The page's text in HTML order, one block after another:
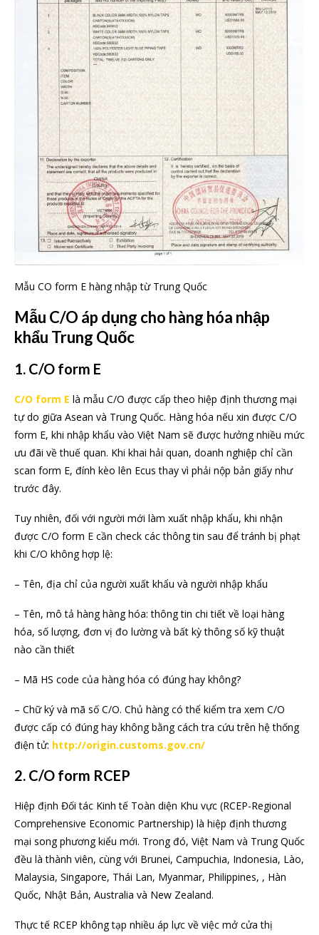
Mẫu CO form E hàng nhập từ Trung Quốc
Mẫu C/O áp dụng cho hàng hóa nhập
khẩu Trung Quốc
1. C/O form E
C/O form E là mẫu C/O được cấp theo hiệp định thương mại
tự do giữa Asean và Trung Quốc. Hàng hóa nếu xin được C/O
form E, khi nhập khẩu vào Việt Nam sẽ được hưởng nhiều mức
ưu đãi về thuế quan. Khi khai hải quan, doanh nghiệp chỉ cần
scan form E, đính kèo lên Ecus thay vì phải nộp bản giấy như
trước đây.
Tuy nhiên, đối với người mới làm xuất nhập khẩu, khi nhận
được C/O form E cần check các thông tin sau để tránh bị phạt
khi C/O không hợp lệ:
– Tên, địa chỉ của người xuất khẩu và người nhập khẩu
– Tên, mô tả hàng hàng hóa: thông tin chi tiết về loại hàng
hóa, số lượng, đơn vị đo lường và bất kỳ thông số kỹ thuật
nào cần thiết
– Mã HS code của hàng hóa có đúng hay không?
– Chữ ký và mã số C/O. Chủ hàng có thể kiểm tra xem C/O
được cấp có đúng hay không bằng cách tra cứu trên hệ thống
điện tử: http://origin.customs.gov.cn/
2. C/O form RCEP
Hiệp định Đối tác Kinh tế Toàn diện Khu vực (RCEP-Regional
Comprehensive Economic Partnership) là hiệp định thương
mại song phương kiểu mới. Trong đó, Việt Nam và Trung Quốc
đều là thành viên, cùng với Brunei, Campuchia, Indonesia, Lào,
Malaysia, Singapore, Thái Lan, Myanmar, Philippines, , Hàn
Quốc, Nhật Bản, Australia và New Zealand.
Thực tế RCEP không tạp nhiều áp lực về việc mở cửa thị